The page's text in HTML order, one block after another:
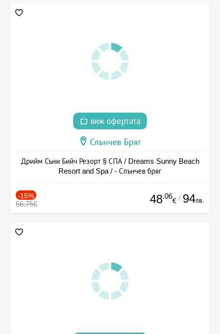
виж офертата
Слънчев Бряг
Дрийм Съни Бийч Резорт § СПА / Dreams Sunny Beach
Resort and Spa / - Слънчев бряг
-15%
56.75€ 48.06
€ / 94лв.